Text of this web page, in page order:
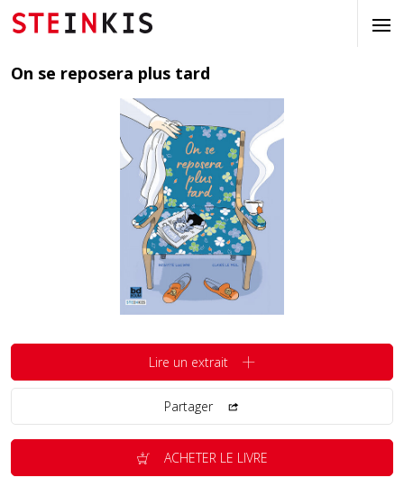
On se reposera plus tard
Lire un extrait
Partager
ACHETER LE LIVRE